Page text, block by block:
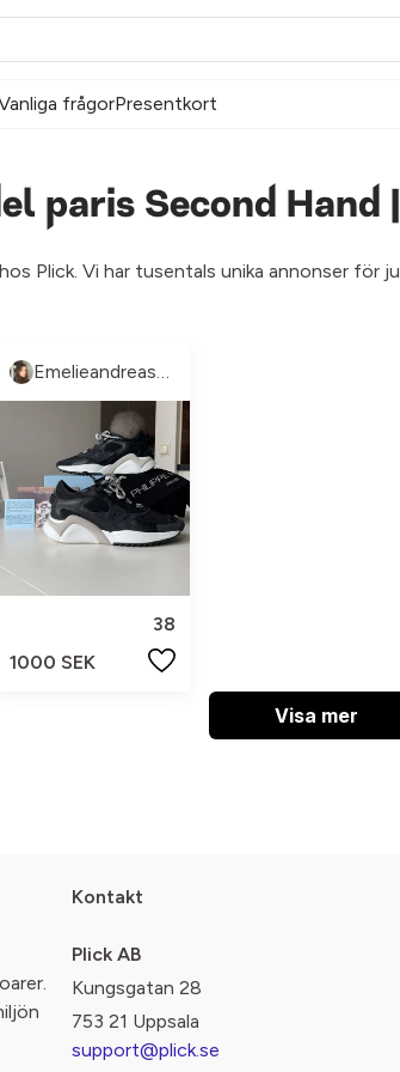
frågorPresentkort
paris Second Hand
Plick. Vi har tusentals unika annonser för
Emelieandreassn
38
1000 SEK
Visa mer
Kontakt
Plick AB
Kungsgatan 28
753 21 Uppsala
support@plick.se